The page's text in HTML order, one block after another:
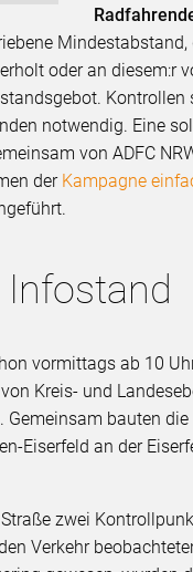
oder an diesem:r
Kontrollen
notwendig. Eine
von ADFC
der Kampagne
Infostand
vormittags ab 10
Kreis- und
Gemeinsam bauten
Eiserfeld an der
zwei
Verkehr